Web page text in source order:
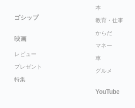
ゴシップ
映画
レビュー
プレゼント
特集
本
教育・仕事
からだ
マネー
車
グルメ
YouTube